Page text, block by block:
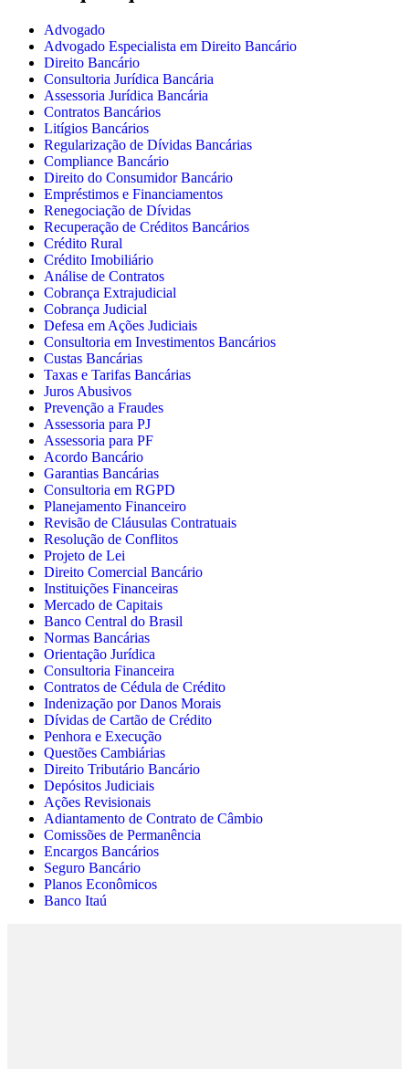
Advogado
Advogado Especialista em Direito Bancário
Direito Bancário
Consultoria Jurídica Bancária
Assessoria Jurídica Bancária
Contratos Bancários
Litígios Bancários
Regularização de Dívidas Bancárias
Compliance Bancário
Direito do Consumidor Bancário
Empréstimos e Financiamentos
Renegociação de Dívidas
Recuperação de Créditos Bancários
Crédito Rural
Crédito Imobiliário
Análise de Contratos
Cobrança Extrajudicial
Cobrança Judicial
Defesa em Ações Judiciais
Consultoria em Investimentos Bancários
Custas Bancárias
Taxas e Tarifas Bancárias
Juros Abusivos
Prevenção a Fraudes
Assessoria para PJ
Assessoria para PF
Acordo Bancário
Garantias Bancárias
Consultoria em RGPD
Planejamento Financeiro
Revisão de Cláusulas Contratuais
Resolução de Conflitos
Projeto de Lei
Direito Comercial Bancário
Instituições Financeiras
Mercado de Capitais
Banco Central do Brasil
Normas Bancárias
Orientação Jurídica
Consultoria Financeira
Contratos de Cédula de Crédito
Indenização por Danos Morais
Dívidas de Cartão de Crédito
Penhora e Execução
Questões Cambiárias
Direito Tributário Bancário
Depósitos Judiciais
Ações Revisionais
Adiantamento de Contrato de Câmbio
Comissões de Permanência
Encargos Bancários
Seguro Bancário
Planos Econômicos
Banco Itaú